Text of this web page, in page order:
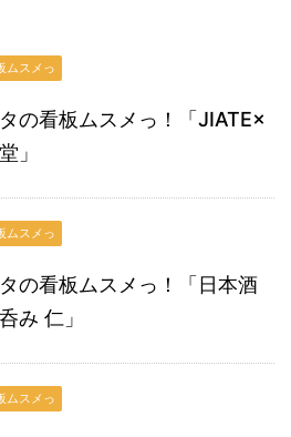
ムスメっ
の看板ムスメっ！「JIATE×
」
ムスメっ
の看板ムスメっ！「日本酒
み 仁」
ムスメっ